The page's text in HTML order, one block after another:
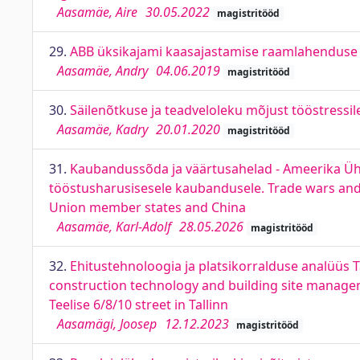
Aasamäe, Aire 30.05.2022 magistritööd
29. ABB üksikajami kaasajastamise
Aasamäe, Andry 04.06.2019 magistritööd
30. Säilenõtkuse ja teadveloleku mõjust
Aasamäe, Kadry 20.01.2020 magistritööd
31. Kaubandussõda ja väärtusahelad - Ameerika
tööstusharusisesele kaubandusele. Trade wars
Union member states and China
Aasamäe, Karl-Adolf 28.05.2026 magistritööd
32. Ehitustehnoloogia ja platsikorralduse analüüs
construction technology and building site
Teelise 6/8/10 street in Tallinn
Aasamägi, Joosep 12.12.2023 magistritööd